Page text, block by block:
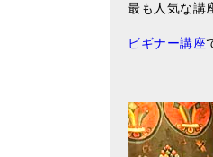
最も人気な講
ビギナー講座